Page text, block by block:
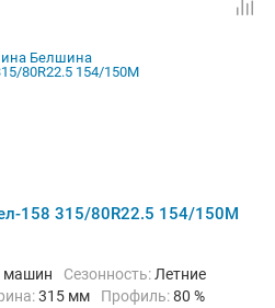
158 315/80R22.5 154/150M
машин Сезонность: Летние
315 мм Профиль:80 %